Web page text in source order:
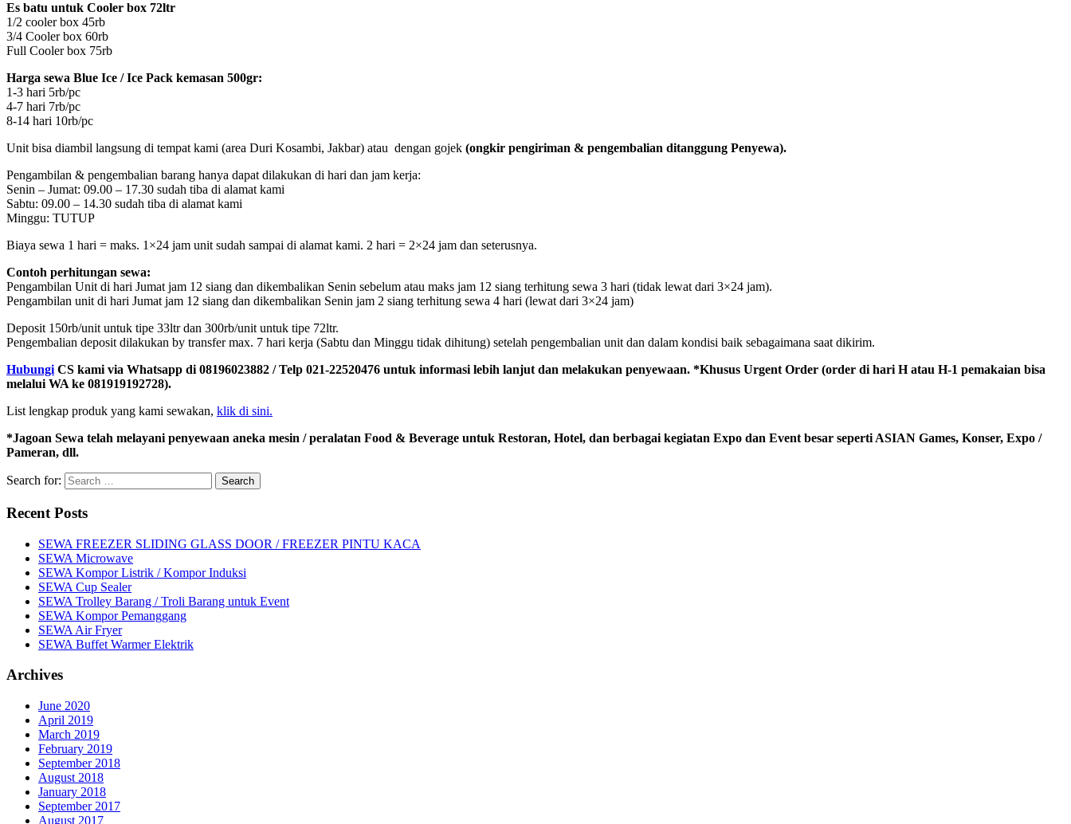
Es batu untuk Cooler box 72ltr
1/2 cooler box 45rb
3/4 Cooler box 60rb
Full Cooler box 75rb
Harga sewa Blue Ice / Ice Pack kemasan 500gr:
1-3 hari 5rb/pc
4-7 hari 7rb/pc
8-14 hari 10rb/pc
Unit bisa diambil langsung di tempat kami (area Duri Kosambi, Jakbar) atau dengan gojek (ongkir pengiriman & pengembalian ditanggung Penyewa).
Pengambilan & pengembalian barang hanya dapat dilakukan di hari dan jam kerja:
Senin – Jumat: 09.00 – 17.30 sudah tiba di alamat kami
Sabtu: 09.00 – 14.30 sudah tiba di alamat kami
Minggu: TUTUP
Biaya sewa 1 hari = maks. 1×24 jam unit sudah sampai di alamat kami. 2 hari = 2×24 jam dan seterusnya.
Contoh perhitungan sewa:
Pengambilan Unit di hari Jumat jam 12 siang dan dikembalikan Senin sebelum atau maks jam 12 siang terhitung sewa 3 hari (tidak lewat dari 3×24 jam).
Pengambilan unit di hari Jumat jam 12 siang dan dikembalikan Senin jam 2 siang terhitung sewa 4 hari (lewat dari 3×24 jam)
Deposit 150rb/unit untuk tipe 33ltr dan 300rb/unit untuk tipe 72ltr.
Pengembalian deposit dilakukan by transfer max. 7 hari kerja (Sabtu dan Minggu tidak dihitung) setelah pengembalian unit dan dalam kondisi baik sebagaimana saat dikirim.
Hubungi CS kami via Whatsapp di 08196023882 / Telp 021-22520476 untuk informasi lebih lanjut dan melakukan penyewaan. *Khusus Urgent Order (order di hari H atau H-1 pemakaian bisa
melalui WA ke 081919192728).
List lengkap produk yang kami sewakan, klik di sini.
*Jagoan Sewa telah melayani penyewaan aneka mesin / peralatan Food & Beverage untuk Restoran, Hotel, dan berbagai kegiatan Expo dan Event besar seperti ASIAN Games, Konser, Expo /
Pameran, dll.
Search for:
Recent Posts
SEWA FREEZER SLIDING GLASS DOOR / FREEZER PINTU KACA
SEWA Microwave
SEWA Kompor Listrik / Kompor Induksi
SEWA Cup Sealer
SEWA Trolley Barang / Troli Barang untuk Event
SEWA Kompor Pemanggang
SEWA Air Fryer
SEWA Buffet Warmer Elektrik
Archives
June 2020
April 2019
March 2019
February 2019
September 2018
August 2018
January 2018
September 2017
August 2017